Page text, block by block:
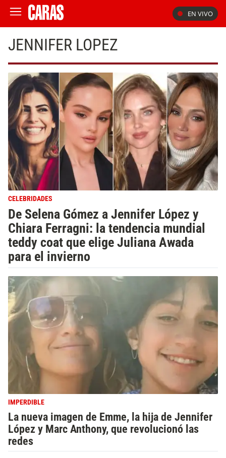
EN VIVO
JENNIFER LOPEZ
CELEBRIDADES
De Selena Gómez a Jennifer López y
Chiara Ferragni: la tendencia mundial
teddy coat que elige Juliana Awada
para el invierno
IMPERDIBLE
La nueva imagen de Emme, la hija de Jennifer
López y Marc Anthony, que revolucionó las
redes